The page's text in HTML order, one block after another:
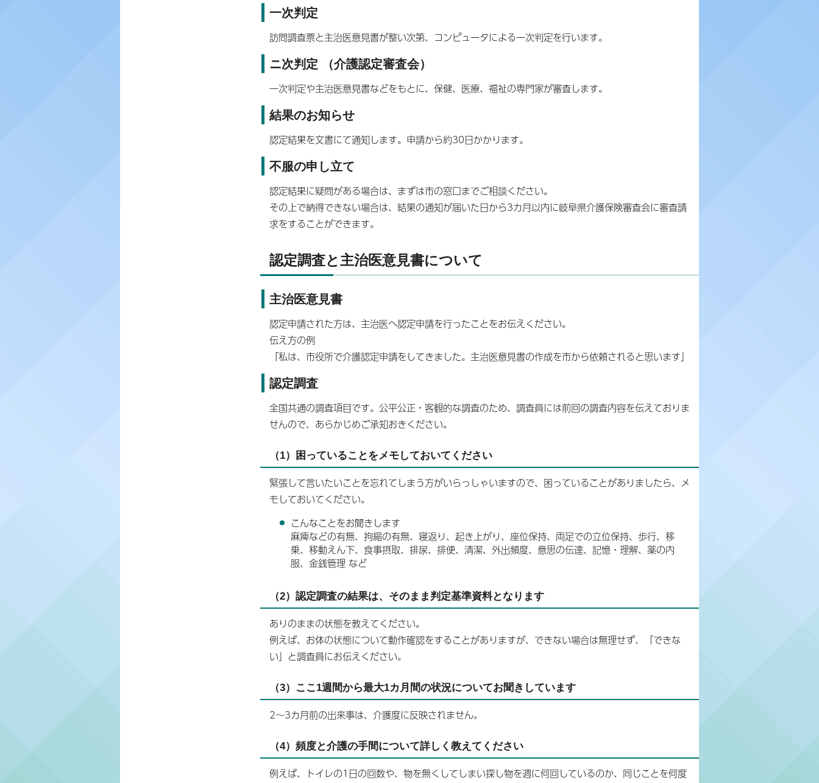
一次判定
訪問調査票と主治医意見書が整い次第、コンピュータによる一次判定を行います。
ニ次判定 （介護認定審査会）
一次判定や主治医意見書などをもとに、保健、医療、福祉の専門家が審査します。
結果のお知らせ
認定結果を文書にて通知します。申請から約30日かかります。
不服の申し立て
認定結果に疑問がある場合は、まずは市の窓口までご相談ください。
その上で納得できない場合は、結果の通知が届いた日から3カ月以内に岐阜県介護保険審査会に審査請
求をすることができます。
認定調査と主治医意見書について
主治医意見書
認定申請された方は、主治医へ認定申請を行ったことをお伝えください。
伝え方の例
「私は、市役所で介護認定申請をしてきました。主治医意見書の作成を市から依頼されると思います」
認定調査
全国共通の調査項目です。公平公正・客観的な調査のため、調査員には前回の調査内容を伝えておりま
せんので、あらかじめご承知おきください。
（1）困っていることをメモしておいてください
緊張して言いたいことを忘れてしまう方がいらっしゃいますので、困っていることがありましたら、メ
モしておいてください。
こんなことをお聞きします
麻痺などの有無、拘縮の有無、寝返り、起き上がり、座位保持、両足での立位保持、歩行、移
乗、移動えん下、食事摂取、排尿、排便、清潔、外出頻度、意思の伝達、記憶・理解、薬の内
服、金銭管理 など
（2）認定調査の結果は、そのまま判定基準資料となります
ありのままの状態を教えてください。
例えば、お体の状態について動作確認をすることがありますが、できない場合は無理せず、「できな
い」と調査員にお伝えください。
（3）ここ1週間から最大1カ月間の状況についてお聞きしています
2～3カ月前の出来事は、介護度に反映されません。
（4）頻度と介護の手間について詳しく教えてください
例えば、トイレの1日の回数や、物を無くしてしまい探し物を週に何回しているのか、同じことを何度